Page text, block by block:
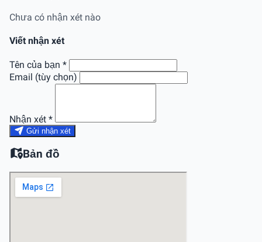
Chưa có nhận xét nào
Viết nhận xét
Tên của bạn *
Email (tùy chọn)
Nhận xét *
Gửi nhận xét
Bản đồ